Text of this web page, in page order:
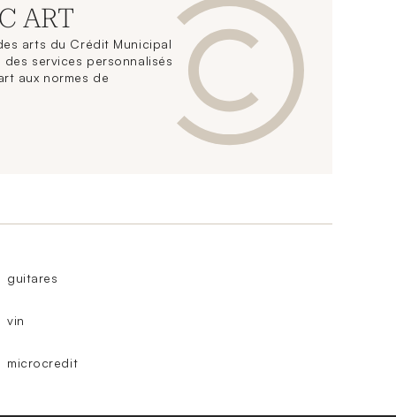
ART
arts du Crédit Municipal
services personnalisés
aux normes de
guitares
vin
microcredit